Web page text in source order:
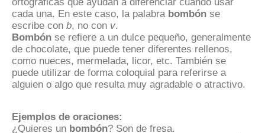
cada una. En este caso, la palabra bombón se
escribe con b , no con v
Bombón se refiere a un dulce pequeño, generalmente
de chocolate, que puede tener diferentes rellenos,
como nueces, mermelada, licor, etc. También se
puede utilizar de forma coloquial para referirse a
alguien o algo que resulta muy agradable o atractivo.
Ejemplos de oraciones:
¿Quieres un bombón? Son de fresa.